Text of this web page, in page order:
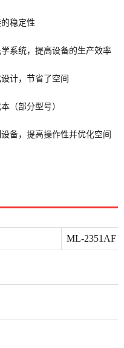
稳定性
系统，提高设备的生产效率
计，节省了空间
（部分型号）
备，提高操作性并优化空间
ML-2351AF